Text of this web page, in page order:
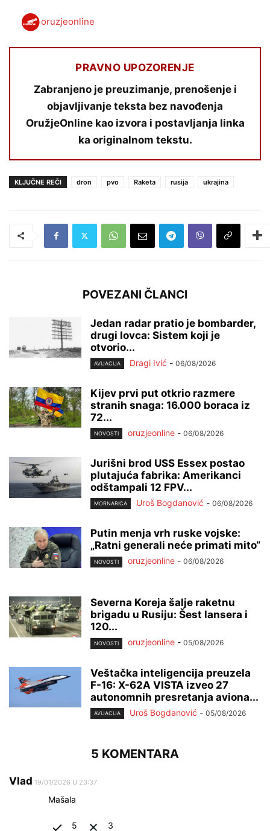
oruzjeonline
PRAVNO UPOZORENJE
Zabranjeno je preuzimanje, prenošenje i
objavljivanje teksta bez navođenja
OružjeOnline kao izvora i postavljanja linka
ka originalnom tekstu.
KLJUČNE REČI dron pvo Raketa rusija ukrajina
POVEZANI ČLANCI
Jedan radar pratio je bombarder,
drugi lovca: Sistem koji je
otvorio...
AVIJACIJA Dragi Ivić - 06/08/2026
Kijev prvi put otkrio razmere
stranih snaga: 16.000 boraca iz
72...
NOVOSTI oruzjeonline - 06/08/2026
Jurišni brod USS Essex postao
plutajuća fabrika: Amerikanci
odštampali 12 FPV...
MORNARICA Uroš Bogdanović - 06/08/2026
Putin menja vrh ruske vojske:
„Ratni generali neće primati mito“
NOVOSTI oruzjeonline - 06/08/2026
Severna Koreja šalje raketnu
brigadu u Rusiju: Šest lansera i
120...
NOVOSTI oruzjeonline - 05/08/2026
Veštačka inteligencija preuzela
F-16: X-62A VISTA izveo 27
autonomnih presretanja aviona...
AVIJACIJA Uroš Bogdanović - 05/08/2026
5 KOMENTARA
Vlad 19/01/2026 U 23:37
Mašala
5 3